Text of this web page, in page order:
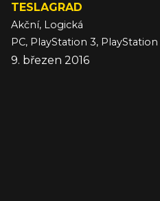
TESLAGRAD
Akční, Logická
9. březen 2016